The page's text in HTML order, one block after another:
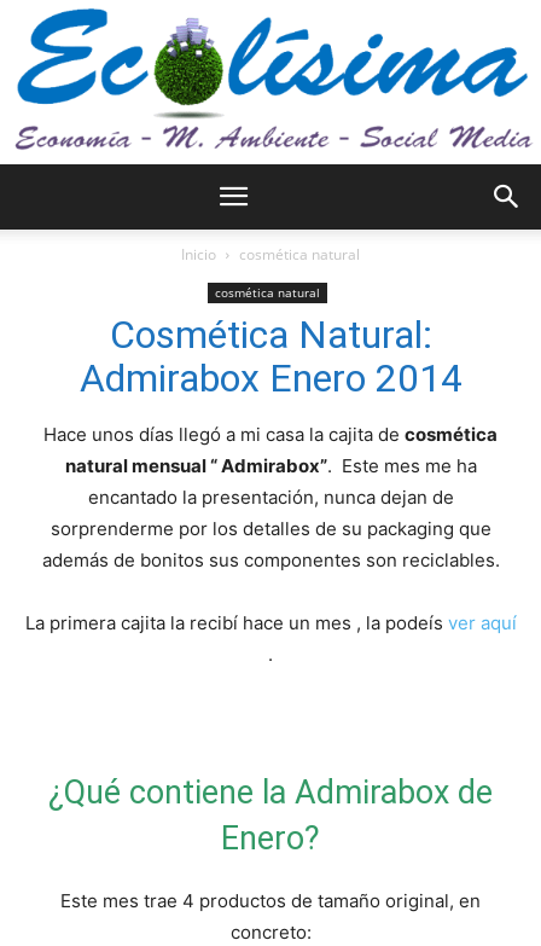
Medio
ambiente
y
Inicio cosmética natural
cosmética natural
Cosmética Natural:
Admirabox Enero 2014
Hace unos días llegó a mi casa la cajita de cosmética
natural mensual “ Admirabox”. Este mes me ha
encantado la presentación, nunca dejan de
sorprenderme por los detalles de su packaging que
además de bonitos sus componentes son reciclables.
La primera cajita la recibí hace un mes , la podeís ver aquí
.
¿Qué contiene la Admirabox de
Enero?
Este mes trae 4 productos de tamaño original, en
concreto: